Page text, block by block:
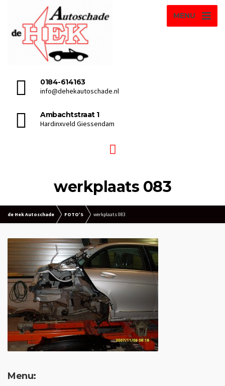
MENU
0184-614163
info@dehekautoschade.nl
Ambachtstraat 1
Hardinxveld Giessendam
werkplaats 083
de Hek Autoschade FOTO’S werkplaats 083
Menu: